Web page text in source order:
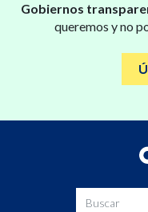
Gobiernos
queremos y no